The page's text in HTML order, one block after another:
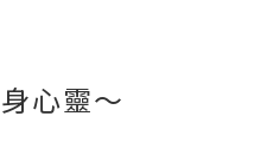
心靈～